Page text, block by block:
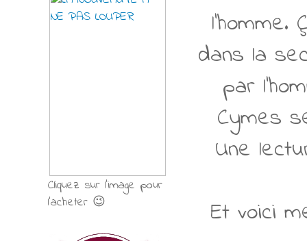
dans la
par
Cymes
Une
Et voici
Cliquez sur l'image pour
l'acheter 😉